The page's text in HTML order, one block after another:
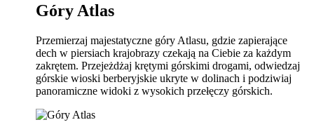
Góry Atlas
Przemierzaj majestatyczne góry Atlasu, gdzie zapierające
dech w piersiach krajobrazy czekają na Ciebie za każdym
zakrętem. Przejeżdżaj krętymi górskimi drogami, odwiedzaj
górskie wioski berberyjskie ukryte w dolinach i podziwiaj
panoramiczne widoki z wysokich przełęczy górskich.